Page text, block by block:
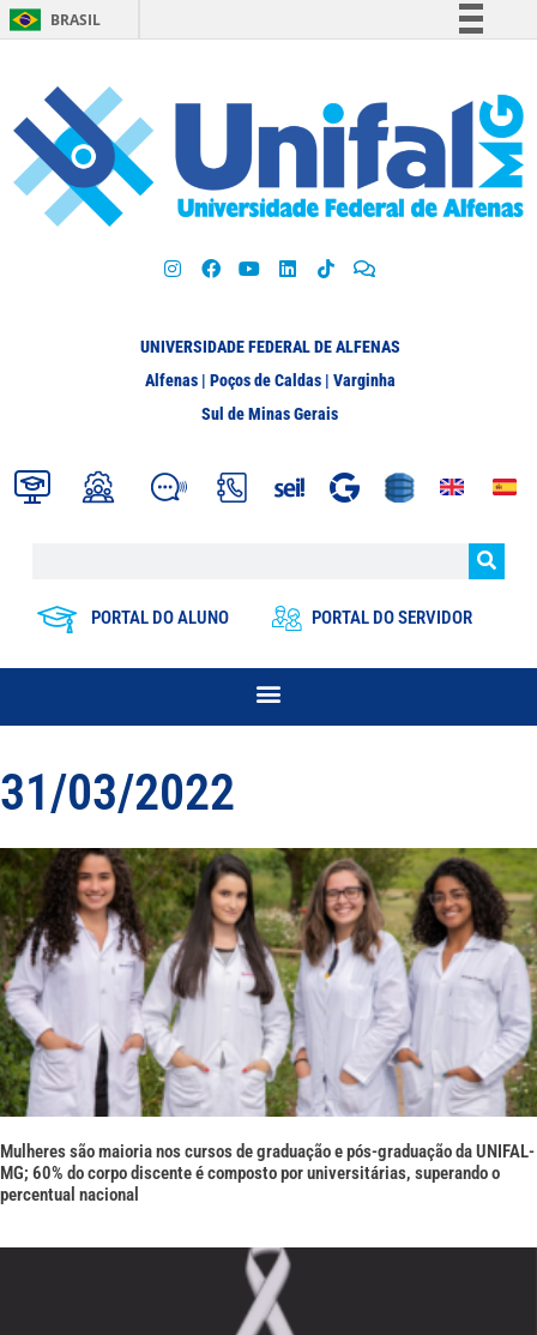
BRASIL
Participe
Acesso à informação
Legislação
UNIVERSIDADE FEDERAL DE ALFENAS
Alfenas | Poços de Caldas | Varginha
Sul de Minas Gerais
PORTAL DO ALUNO PORTAL DO SERVIDOR
31/03/2022
Mulheres são maioria nos cursos de graduação e pós-graduação da UNIFAL-
MG; 60% do corpo discente é composto por universitárias, superando o
percentual nacional